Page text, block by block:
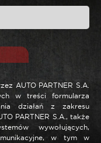
AUTO PARTNER S.A.
w treści formularza
działań z zakresu
PARTNER S.A., także
wywołujących,
w tym w